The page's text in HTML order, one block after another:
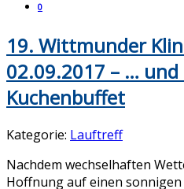
0
19. Wittmunder
02.09.2017 – … und
Kuchenbuffet
Kategorie: Lauftreff
Nachdem wechselhaften
Hoffnung auf einen